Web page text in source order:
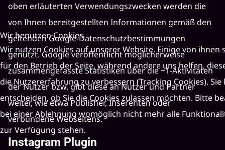
oben erläuterten Verwendungszwecken werden die
von Ihnen bereitgestellten Informationen gemäß den
geltenden Google-Datenschutzbestimmungen
genutzt. Google veröffentlicht möglicherweise
zusammengefasste Statistiken über die +1-Aktivitäten
der Nutzer bzw. gibt diese an Nutzer und Partner
weiter, wie etwa Publisher, Inserenten oder
verbundene Webseitens.
Instagram Plugin
Wir benutzen Cookies
Wir nutzen Cookies auf unserer Website. Einige von ihnen
für den Betrieb der Seite, während andere uns helfen,
die Nutzererfahrung zu verbessern (Tracking Cookies).
entscheiden, ob Sie die Cookies zulassen möchten. Bitte
bei einer Ablehnung womöglich nicht mehr alle
zur Verfügung stehen.